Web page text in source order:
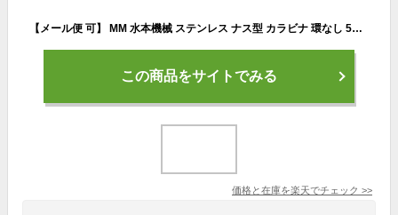
【メール便 可】 MM 水本機械 ステンレス ナス型 カラビナ 環なし 5mm NK-5A 【1個】
この商品をサイトでみる
価格と在庫を楽天でチェック >>